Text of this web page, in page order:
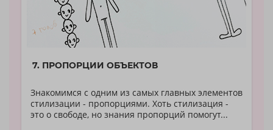
7. ПРОПОРЦИИ ОБЪЕКТОВ
Знакомимся с одним из самых главных элементов
стилизации - пропорциями. Хоть стилизация -
это о свободе, но знания пропорций помогут...